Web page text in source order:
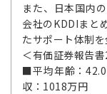
また、日本国内
会社のKDDIまと
たサポート体制を
＜有価証券報告
■平均年齢：
収：1018万円